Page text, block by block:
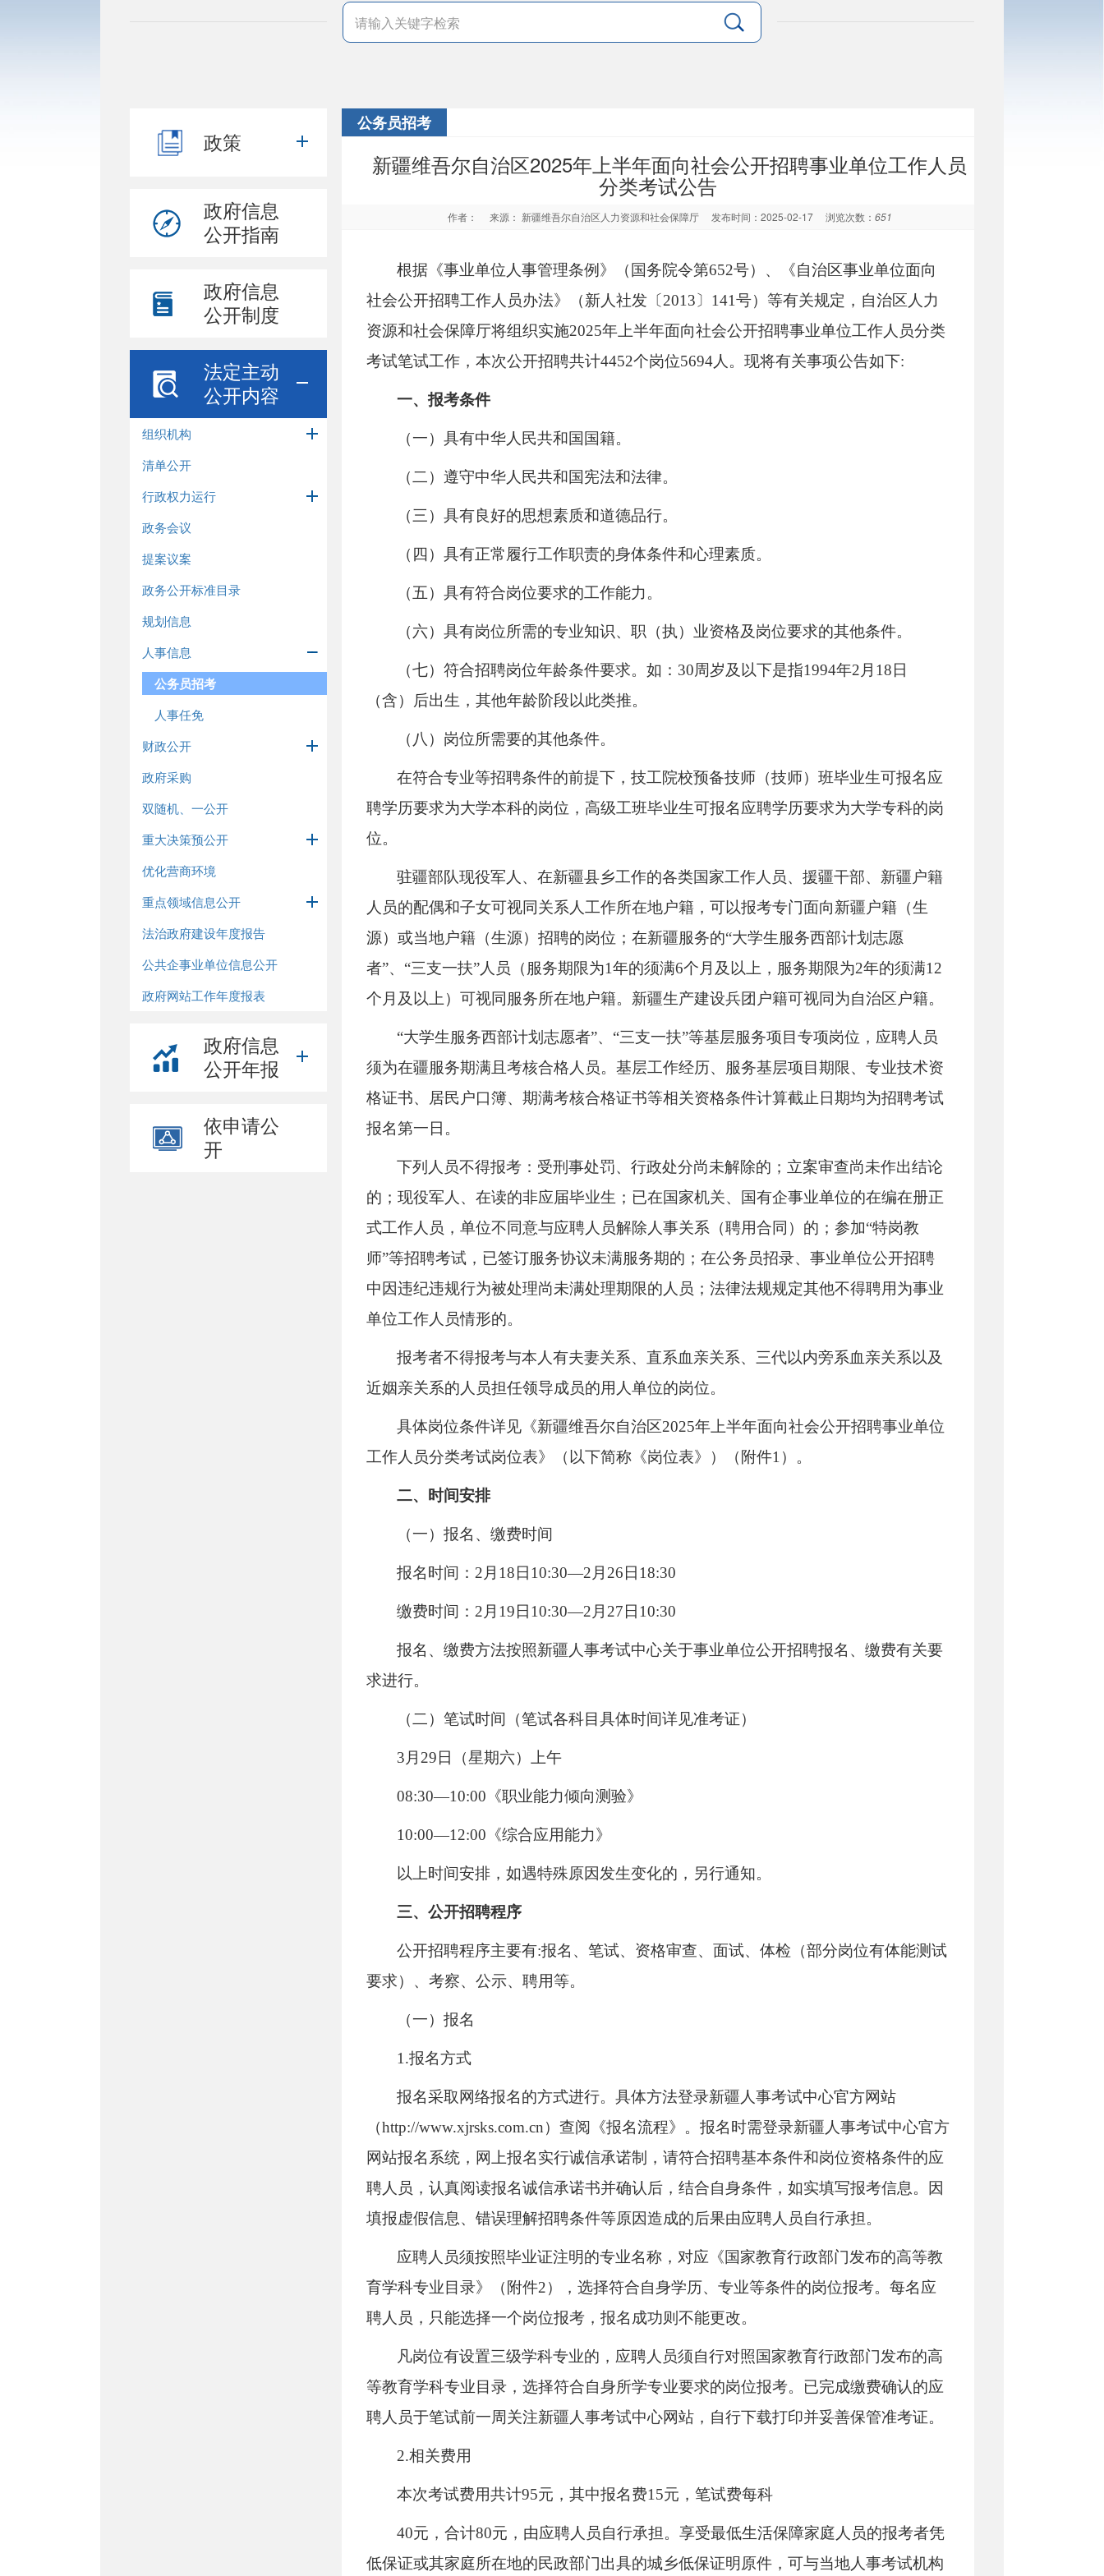
政策
政府信息
公开指南
政府信息
公开制度
法定主动
公开内容
组织机构
清单公开
行政权力运行
政务会议
提案议案
政务公开标准目录
规划信息
人事信息
公务员招考
人事任免
财政公开
政府采购
双随机、一公开
重大决策预公开
优化营商环境
重点领域信息公开
法治政府建设年度报告
公共企事业单位信息公开
政府网站工作年度报表
政府信息
公开年报
依申请公
开
公务员招考
新疆维吾尔自治区2025年上半年面向社会公开招聘事业单位工作人员
分类考试公告
作者： 来源： 新疆维吾尔自治区人力资源和社会保障厅 发布时间：2025-02-17 浏览次数： 651
根据《事业单位人事管理条例》（国务院令第652号）、《自治区事业单位面向
社会公开招聘工作人员办法》（新人社发〔2013〕141号）等有关规定，自治区人力
资源和社会保障厅将组织实施2025年上半年面向社会公开招聘事业单位工作人员分类
考试笔试工作，本次公开招聘共计4452个岗位5694人。现将有关事项公告如下:
一、报考条件
（一）具有中华人民共和国国籍。
（二）遵守中华人民共和国宪法和法律。
（三）具有良好的思想素质和道德品行。
（四）具有正常履行工作职责的身体条件和心理素质。
（五）具有符合岗位要求的工作能力。
（六）具有岗位所需的专业知识、职（执）业资格及岗位要求的其他条件。
（七）符合招聘岗位年龄条件要求。如：30周岁及以下是指1994年2月18日
（含）后出生，其他年龄阶段以此类推。
（八）岗位所需要的其他条件。
在符合专业等招聘条件的前提下，技工院校预备技师（技师）班毕业生可报名应
聘学历要求为大学本科的岗位，高级工班毕业生可报名应聘学历要求为大学专科的岗
位。
驻疆部队现役军人、在新疆县乡工作的各类国家工作人员、援疆干部、新疆户籍
人员的配偶和子女可视同关系人工作所在地户籍，可以报考专门面向新疆户籍（生
源）或当地户籍（生源）招聘的岗位；在新疆服务的“大学生服务西部计划志愿
者”、“三支一扶”人员（服务期限为1年的须满6个月及以上，服务期限为2年的须满12
个月及以上）可视同服务所在地户籍。新疆生产建设兵团户籍可视同为自治区户籍。
“大学生服务西部计划志愿者”、“三支一扶”等基层服务项目专项岗位，应聘人员
须为在疆服务期满且考核合格人员。基层工作经历、服务基层项目期限、专业技术资
格证书、居民户口簿、期满考核合格证书等相关资格条件计算截止日期均为招聘考试
报名第一日。
下列人员不得报考：受刑事处罚、行政处分尚未解除的；立案审查尚未作出结论
的；现役军人、在读的非应届毕业生；已在国家机关、国有企事业单位的在编在册正
式工作人员，单位不同意与应聘人员解除人事关系（聘用合同）的；参加“特岗教
师”等招聘考试，已签订服务协议未满服务期的；在公务员招录、事业单位公开招聘
中因违纪违规行为被处理尚未满处理期限的人员；法律法规规定其他不得聘用为事业
单位工作人员情形的。
报考者不得报考与本人有夫妻关系、直系血亲关系、三代以内旁系血亲关系以及
近姻亲关系的人员担任领导成员的用人单位的岗位。
具体岗位条件详见《新疆维吾尔自治区2025年上半年面向社会公开招聘事业单位
工作人员分类考试岗位表》（以下简称《岗位表》）（附件1）。
二、时间安排
（一）报名、缴费时间
报名时间：2月18日10:30—2月26日18:30
缴费时间：2月19日10:30—2月27日10:30
报名、缴费方法按照新疆人事考试中心关于事业单位公开招聘报名、缴费有关要
求进行。
（二）笔试时间（笔试各科目具体时间详见准考证）
3月29日（星期六）上午
08:30—10:00《职业能力倾向测验》
10:00—12:00《综合应用能力》
以上时间安排，如遇特殊原因发生变化的，另行通知。
三、公开招聘程序
公开招聘程序主要有:报名、笔试、资格审查、面试、体检（部分岗位有体能测试
要求）、考察、公示、聘用等。
（一）报名
1.报名方式
报名采取网络报名的方式进行。具体方法登录新疆人事考试中心官方网站
（http://www.xjrsks.com.cn）查阅《报名流程》。报名时需登录新疆人事考试中心官方
网站报名系统，网上报名实行诚信承诺制，请符合招聘基本条件和岗位资格条件的应
聘人员，认真阅读报名诚信承诺书并确认后，结合自身条件，如实填写报考信息。因
填报虚假信息、错误理解招聘条件等原因造成的后果由应聘人员自行承担。
应聘人员须按照毕业证注明的专业名称，对应《国家教育行政部门发布的高等教
育学科专业目录》（附件2），选择符合自身学历、专业等条件的岗位报考。每名应
聘人员，只能选择一个岗位报考，报名成功则不能更改。
凡岗位有设置三级学科专业的，应聘人员须自行对照国家教育行政部门发布的高
等教育学科专业目录，选择符合自身所学专业要求的岗位报考。已完成缴费确认的应
聘人员于笔试前一周关注新疆人事考试中心网站，自行下载打印并妥善保管准考证。
2.相关费用
本次考试费用共计95元，其中报名费15元，笔试费每科
40元，合计80元，由应聘人员自行承担。享受最低生活保障家庭人员的报考者凭
低保证或其家庭所在地的民政部门出具的城乡低保证明原件，可与当地人事考试机构